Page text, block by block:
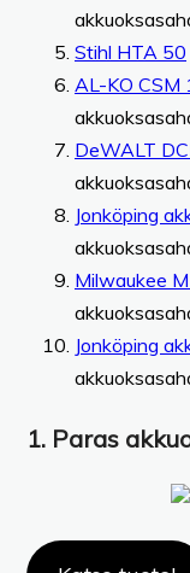
Stihl HTA 50
AL-KO CSM
DeWALT
Jonköping
Milwaukee
Jonköping
1. Paras